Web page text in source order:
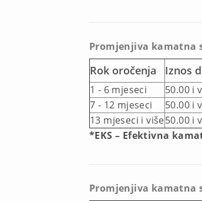
Promjenjiva kamatna
Rok oročenja Iznos
1 - 6 mjeseci 50.00 i
7 - 12 mjeseci
50.00 i
13 mjeseci i više50.00 i
*EKS – Efektivna
Promjenjiva kamatna